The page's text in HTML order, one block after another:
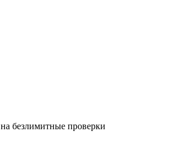
на безлимитные проверки